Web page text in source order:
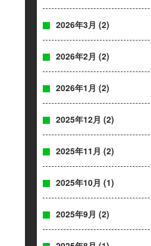
2026年3月 (2)
2026年2月 (2)
2026年1月 (2)
2025年12月 (2)
2025年11月 (2)
2025年10月 (1)
2025年9月 (2)